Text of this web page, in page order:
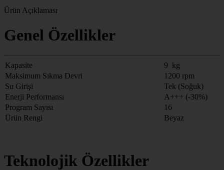
Ürün Açıklaması
Genel Özellikler
Kapasite
9 kg
Maksimum Sıkma Devri
1200 rpm
Su Girişi
Tek (Soğuk)
Enerji Performansı
A+++ (-30%)
Program Sayısı
16
Ürün Rengi
Beyaz
Teknolojik Özellikler